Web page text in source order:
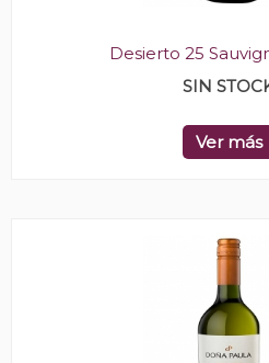
Desierto 25
SIN
Ver más